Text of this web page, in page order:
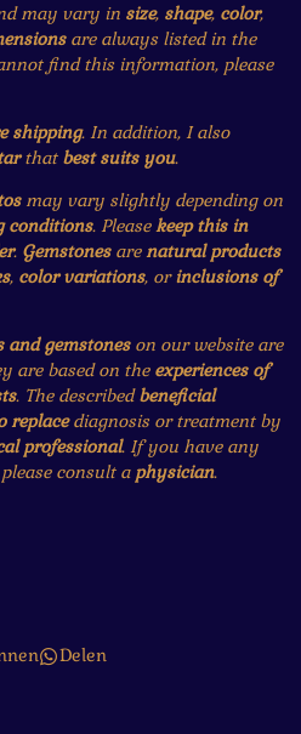
may vary in size, shape, color,
are always listed in the
find this information, please
shipping. In addition, I also
that best suits you.
may vary slightly depending on
conditions. Pleasekeep this in
. Gemstonesarenatural products
, color variations, orinclusions of
and gemstoneson our website are
are based on the experiences of
. The describedbeneficial
replacediagnosis or treatment by
professional. If you have any
consult a physician.
Delen